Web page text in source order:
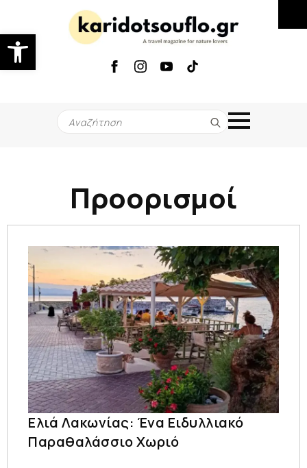
Ανοίξτε τη γραμμή εργαλείων
Search
for:
Προορισμοί
Ελιά Λακωνίας: Ένα Ειδυλλιακό
Παραθαλάσσιο Χωριό